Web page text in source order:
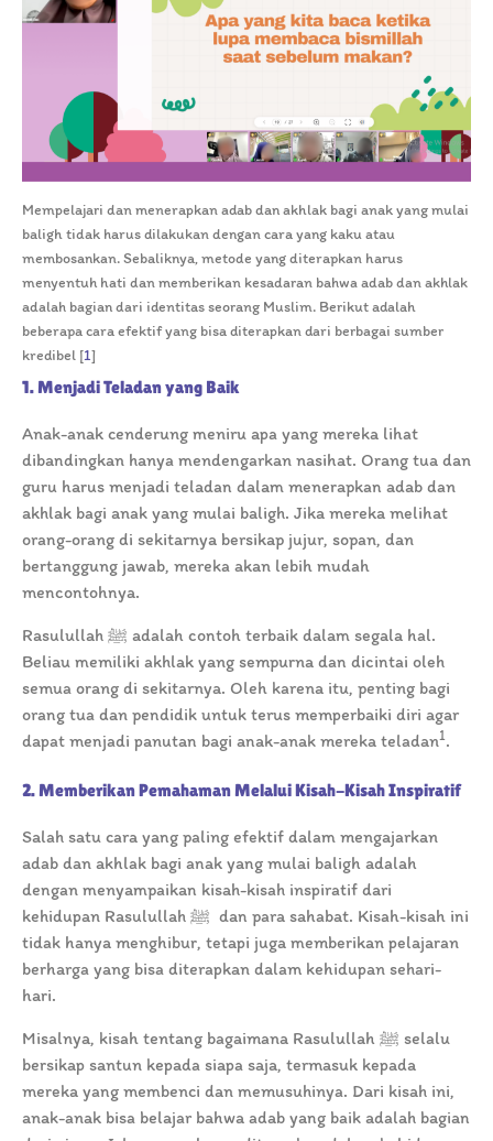
Mempelajari dan menerapkan adab dan akhlak bagi anak yang mulai
baligh tidak harus dilakukan dengan cara yang kaku atau
membosankan. Sebaliknya, metode yang diterapkan harus
menyentuh hati dan memberikan kesadaran bahwa adab dan akhlak
adalah bagian dari identitas seorang Muslim. Berikut adalah
beberapa cara efektif yang bisa diterapkan dari berbagai sumber
kredibel [1]
1. Menjadi Teladan yang Baik
Anak-anak cenderung meniru apa yang mereka lihat
dibandingkan hanya mendengarkan nasihat. Orang tua dan
guru harus menjadi teladan dalam menerapkan adab dan
akhlak bagi anak yang mulai baligh. Jika mereka melihat
orang-orang di sekitarnya bersikap jujur, sopan, dan
bertanggung jawab, mereka akan lebih mudah
mencontohnya.
Rasulullah ﷺ adalah contoh terbaik dalam segala hal.
Beliau memiliki akhlak yang sempurna dan dicintai oleh
semua orang di sekitarnya. Oleh karena itu, penting bagi
orang tua dan pendidik untuk terus memperbaiki diri agar
dapat menjadi panutan bagi anak-anak mereka teladan1.
2. Memberikan Pemahaman Melalui Kisah-Kisah Inspiratif
Salah satu cara yang paling efektif dalam mengajarkan
adab dan akhlak bagi anak yang mulai baligh adalah
dengan menyampaikan kisah-kisah inspiratif dari
kehidupan Rasulullah ﷺ dan para sahabat. Kisah-kisah ini
tidak hanya menghibur, tetapi juga memberikan pelajaran
berharga yang bisa diterapkan dalam kehidupan sehari-
hari.
Misalnya, kisah tentang bagaimana Rasulullah ﷺ selalu
bersikap santun kepada siapa saja, termasuk kepada
mereka yang membenci dan memusuhinya. Dari kisah ini,
anak-anak bisa belajar bahwa adab yang baik adalah bagian